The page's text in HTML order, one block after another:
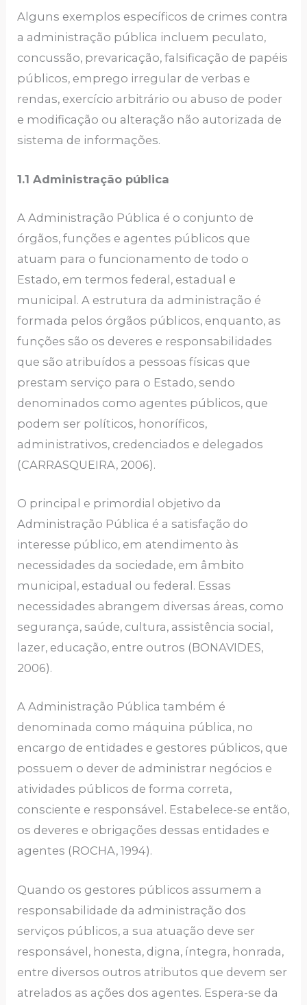
Alguns exemplos específicos de crimes contra
a administração pública incluem peculato,
concussão, prevaricação, falsificação de papéis
públicos, emprego irregular de verbas e
rendas, exercício arbitrário ou abuso de poder
e modificação ou alteração não autorizada de
sistema de informações.
1.1 Administração pública
A Administração Pública é o conjunto de
órgãos, funções e agentes públicos que
atuam para o funcionamento de todo o
Estado, em termos federal, estadual e
municipal. A estrutura da administração é
formada pelos órgãos públicos, enquanto, as
funções são os deveres e responsabilidades
que são atribuídos a pessoas físicas que
prestam serviço para o Estado, sendo
denominados como agentes públicos, que
podem ser políticos, honoríficos,
administrativos, credenciados e delegados
(CARRASQUEIRA, 2006).
O principal e primordial objetivo da
Administração Pública é a satisfação do
interesse público, em atendimento às
necessidades da sociedade, em âmbito
municipal, estadual ou federal. Essas
necessidades abrangem diversas áreas, como
segurança, saúde, cultura, assistência social,
lazer, educação, entre outros (BONAVIDES,
2006).
A Administração Pública também é
denominada como máquina pública, no
encargo de entidades e gestores públicos, que
possuem o dever de administrar negócios e
atividades públicos de forma correta,
consciente e responsável. Estabelece-se então,
os deveres e obrigações dessas entidades e
agentes (ROCHA, 1994).
Quando os gestores públicos assumem a
responsabilidade da administração dos
serviços públicos, a sua atuação deve ser
responsável, honesta, digna, íntegra, honrada,
entre diversos outros atributos que devem ser
atrelados as ações dos agentes. Espera-se da